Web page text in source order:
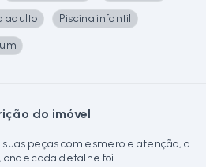
adulto
Piscina infantil
do imóvel
peças com esmero e atenção, a
onde cada detalhe foi